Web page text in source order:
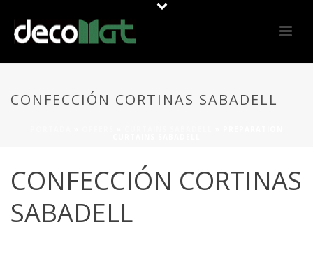
CONFECCIÓN CORTINAS SABADELL
CONFECCIÓN CORTINAS
SABADELL